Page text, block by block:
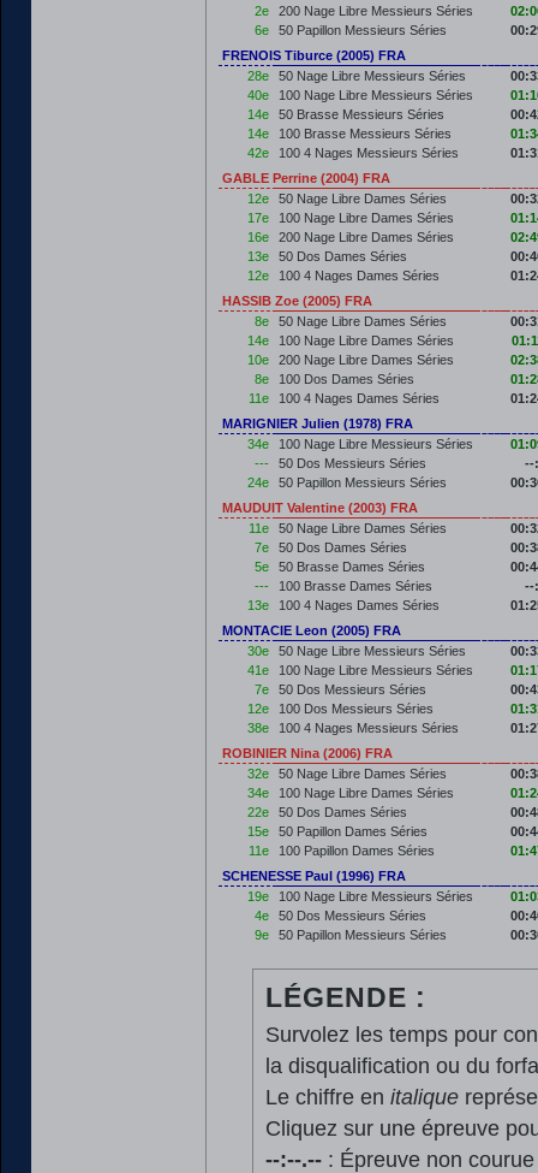
2e
200 Nage Libre Messieurs Séries
6e
50 Papillon Messieurs Séries
FRENOIS Tiburce (2005) FRA
28e
50 Nage Libre Messieurs Séries
40e
100 Nage Libre Messieurs Séries
14e
50 Brasse Messieurs Séries
14e
100 Brasse Messieurs Séries
42e
100 4 Nages Messieurs Séries
GABLE Perrine (2004) FRA
12e
50 Nage Libre Dames Séries
17e
100 Nage Libre Dames Séries
16e
200 Nage Libre Dames Séries
13e
50 Dos Dames Séries
12e
100 4 Nages Dames Séries
HASSIB Zoe (2005) FRA
8e
50 Nage Libre Dames Séries
14e
100 Nage Libre Dames Séries
10e
200 Nage Libre Dames Séries
8e
100 Dos Dames Séries
11e
100 4 Nages Dames Séries
MARIGNIER Julien (1978) FRA
34e
100 Nage Libre Messieurs Séries
---
50 Dos Messieurs Séries
--
24e
50 Papillon Messieurs Séries
MAUDUIT Valentine (2003) FRA
11e
50 Nage Libre Dames Séries
7e
50 Dos Dames Séries
5e
50 Brasse Dames Séries
---
100 Brasse Dames Séries
--
13e
100 4 Nages Dames Séries
MONTACIE Leon (2005) FRA
30e
50 Nage Libre Messieurs Séries
41e
100 Nage Libre Messieurs Séries
7e
50 Dos Messieurs Séries
12e
100 Dos Messieurs Séries
38e
100 4 Nages Messieurs Séries
ROBINIER Nina (2006) FRA
32e
50 Nage Libre Dames Séries
34e
100 Nage Libre Dames Séries
22e
50 Dos Dames Séries
15e
50 Papillon Dames Séries
11e
100 Papillon Dames Séries
SCHENESSE Paul (1996) FRA
19e
100 Nage Libre Messieurs Séries
4e
50 Dos Messieurs Séries
9e
50 Papillon Messieurs Séries
LÉGENDE :
Survolez les temps pour
la disqualification ou du
Le chiffre en italique
Cliquez sur une épreuve
--:--.--: Épreuve non